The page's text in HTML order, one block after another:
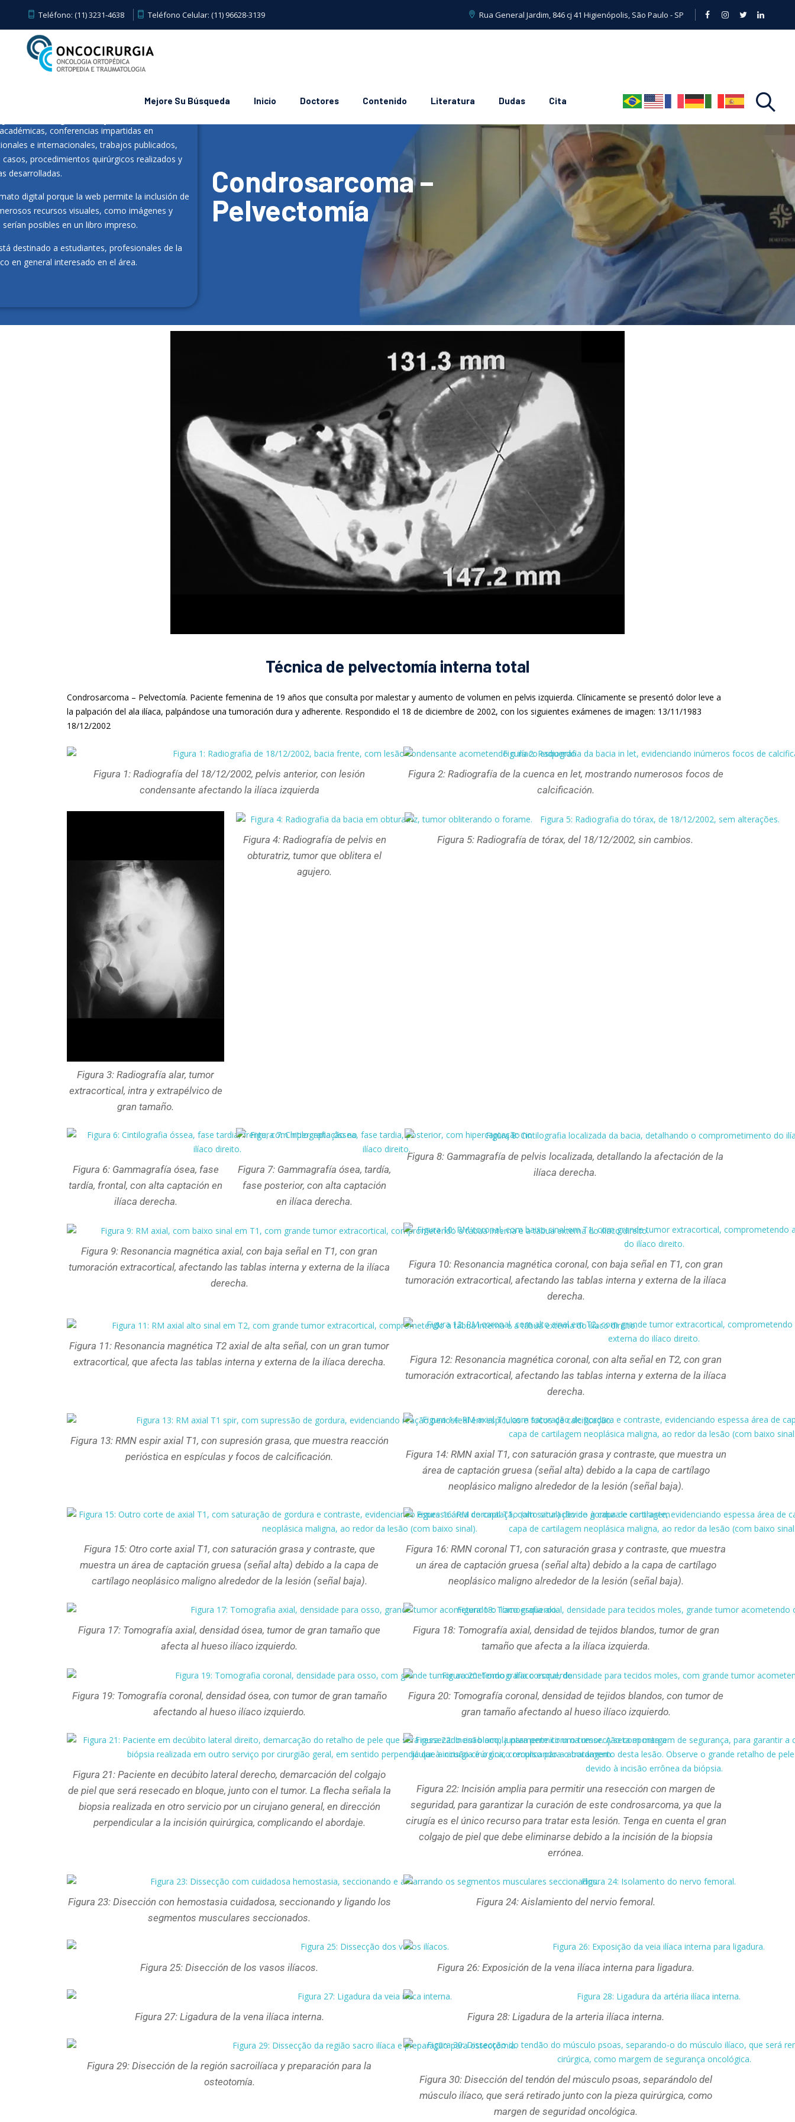
Teléfono: (11) 3231-4638 Teléfono Celular: (11) 96628-3139 Rua General Jardim, 846 cj 41 Higienópolis, São Paulo - SP
Mejore Su Búsqueda Inicio Doctores Contenido Literatura Dudas Cita
digital alberga el libro sobre
conferencias impartidas en
e internacionales, trabajos publicados,
casos, procedimientos quirúrgicos realizados y
desarrolladas.
digital porque la web permite la inclusión de
recursos visuales, como imágenes y
posibles en un libro impreso.
destinado a estudiantes, profesionales de la
en general interesado en el área.
Condrosarcoma –
Pelvectomía
Técnica de pelvectomía interna total
Condrosarcoma – Pelvectomía. Paciente femenina de 19 años que consulta por malestar y aumento de volumen en pelvis izquierda. Clínicamente se presentó dolor leve a
la palpación del ala ilíaca, palpándose una tumoración dura y adherente. Respondido el 18 de diciembre de 2002, con los siguientes exámenes de imagen: 13/11/1983
18/12/2002
Figura 1: Radiografía del 18/12/2002, pelvis anterior, con lesión
condensante afectando la ilíaca izquierda
Figura 2: Radiografía de la cuenca en let, mostrando numerosos focos de
calcificación.
Figura 3: Radiografía alar, tumor
extracortical, intra y extrapélvico de
gran tamaño.
Figura 4: Radiografía de pelvis en
obturatriz, tumor que oblitera el
agujero.
Figura 5: Radiografía de tórax, del 18/12/2002, sin cambios.
Figura 6: Gammagrafía ósea, fase
tardía, frontal, con alta captación en
ilíaca derecha.
Figura 7: Gammagrafía ósea, tardía,
fase posterior, con alta captación
en ilíaca derecha.
Figura 8: Gammagrafía de pelvis localizada, detallando la afectación de la
ilíaca derecha.
Figura 9: Resonancia magnética axial, con baja señal en T1, con gran
tumoración extracortical, afectando las tablas interna y externa de la ilíaca
derecha.
Figura 10: Resonancia magnética coronal, con baja señal en T1, con gran
tumoración extracortical, afectando las tablas interna y externa de la ilíaca
derecha.
Figura 11: Resonancia magnética T2 axial de alta señal, con un gran tumor
extracortical, que afecta las tablas interna y externa de la ilíaca derecha.
Figura 12: Resonancia magnética coronal, con alta señal en T2, con gran
tumoración extracortical, afectando las tablas interna y externa de la ilíaca
derecha.
Figura 13: RMN espir axial T1, con supresión grasa, que muestra reacción
perióstica en espículas y focos de calcificación.
Figura 14: RMN axial T1, con saturación grasa y contraste, que muestra un
área de captación gruesa (señal alta) debido a la capa de cartílago
neoplásico maligno alrededor de la lesión (señal baja).
Figura 15: Otro corte axial T1, con saturación grasa y contraste, que
muestra un área de captación gruesa (señal alta) debido a la capa de
cartílago neoplásico maligno alrededor de la lesión (señal baja).
Figura 16: RMN coronal T1, con saturación grasa y contraste, que muestra
un área de captación gruesa (señal alta) debido a la capa de cartílago
neoplásico maligno alrededor de la lesión (señal baja).
Figura 17: Tomografía axial, densidad ósea, tumor de gran tamaño que
afecta al hueso ilíaco izquierdo.
Figura 18: Tomografía axial, densidad de tejidos blandos, tumor de gran
tamaño que afecta a la ilíaca izquierda.
Figura 19: Tomografía coronal, densidad ósea, con tumor de gran tamaño
afectando al hueso ilíaco izquierdo.
Figura 20: Tomografía coronal, densidad de tejidos blandos, con tumor de
gran tamaño afectando al hueso ilíaco izquierdo.
Figura 21: Paciente en decúbito lateral derecho, demarcación del colgajo
de piel que será resecado en bloque, junto con el tumor. La flecha señala la
biopsia realizada en otro servicio por un cirujano general, en dirección
perpendicular a la incisión quirúrgica, complicando el abordaje.
Figura 22: Incisión amplia para permitir una resección con margen de
seguridad, para garantizar la curación de este condrosarcoma, ya que la
cirugía es el único recurso para tratar esta lesión. Tenga en cuenta el gran
colgajo de piel que debe eliminarse debido a la incisión de la biopsia
errónea.
Figura 23: Disección con hemostasia cuidadosa, seccionando y ligando los
segmentos musculares seccionados.
Figura 24: Aislamiento del nervio femoral.
Figura 25: Disección de los vasos ilíacos. Figura 26: Exposición de la vena ilíaca interna para ligadura.
Figura 27: Ligadura de la vena ilíaca interna. Figura 28: Ligadura de la arteria ilíaca interna.
Figura 29: Disección de la región sacroilíaca y preparación para la
osteotomía.
Figura 30: Disección del tendón del músculo psoas, separándolo del
músculo ilíaco, que será retirado junto con la pieza quirúrgica, como
margen de seguridad oncológica.